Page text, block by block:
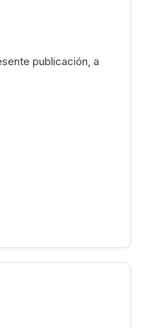
publicación, a